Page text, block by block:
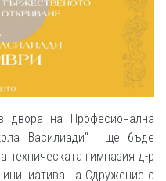
на Професионална
Василиади“ ще бъде
техническата гимназия д-р
на Сдружение с